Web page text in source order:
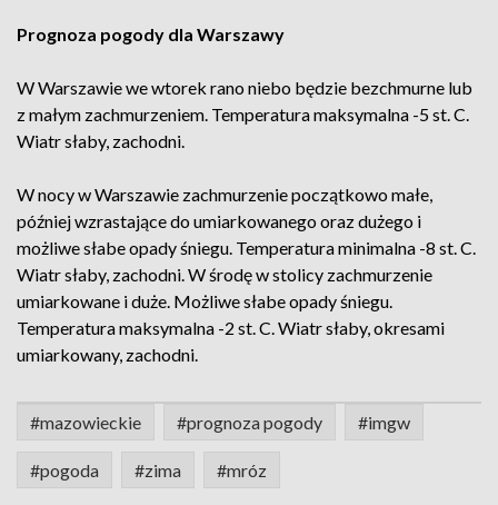
Prognoza pogody dla Warszawy
W Warszawie we wtorek rano niebo będzie bezchmurne lub
z małym zachmurzeniem. Temperatura maksymalna -5 st. C.
Wiatr słaby, zachodni.
W nocy w Warszawie zachmurzenie początkowo małe,
później wzrastające do umiarkowanego oraz dużego i
możliwe słabe opady śniegu. Temperatura minimalna -8 st. C.
Wiatr słaby, zachodni. W środę w stolicy zachmurzenie
umiarkowane i duże. Możliwe słabe opady śniegu.
Temperatura maksymalna -2 st. C. Wiatr słaby, okresami
umiarkowany, zachodni.
#mazowieckie #prognoza pogody #imgw
#pogoda #zima #mróz